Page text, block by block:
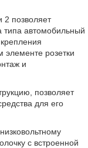
2 позволяет
типа автомобильный
элементе розетки
и
позволяет
для его
с встроенной